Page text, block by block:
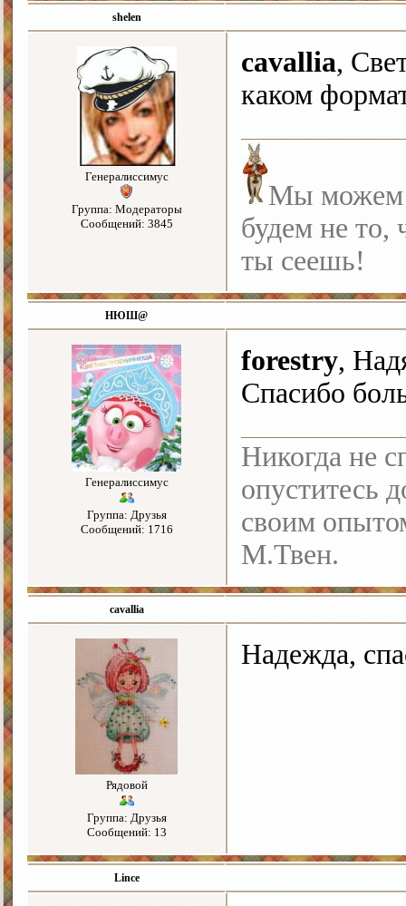
shelen
Генералиссимус
Группа: Модераторы
Сообщений: 3845
cavallia,
каком
Мы можем
будем не то,
ты сеешь!
НЮШ@
Генералиссимус
Группа: Друзья
Сообщений: 1716
forestry,
Спасибо
Никогда не
опуститесь
своим
М.Твен.
cavallia
Рядовой
Группа: Друзья
Сообщений: 13
Надежда,
Lince